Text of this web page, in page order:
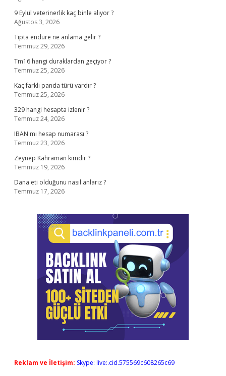
9 Eylül veterinerlik kaç binle alıyor ?
Ağustos 3, 2026
Tıpta endure ne anlama gelir ?
Temmuz 29, 2026
Tm16 hangi duraklardan geçiyor ?
Temmuz 25, 2026
Kaç farklı panda türü vardır ?
Temmuz 25, 2026
329 hangi hesapta izlenir ?
Temmuz 24, 2026
IBAN mı hesap numarası ?
Temmuz 23, 2026
Zeynep Kahraman kimdir ?
Temmuz 19, 2026
Dana eti olduğunu nasıl anlarız ?
Temmuz 17, 2026
Reklam ve İletişim: Skype: live:.cid.575569c608265c69